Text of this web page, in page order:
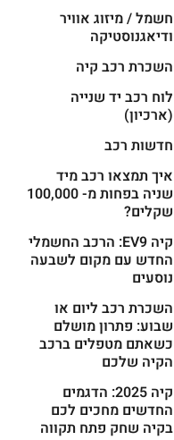
חשמל / מיזוג אוויר
ודיאגנוסטיקה
השכרת רכב קיה
לוח רכב יד שנייה
(ארכיון)
חדשות רכב
איך תמצאו רכב מיד
שניה בפחות מ- 100,000
שקלים?
קיה EV9: הרכב החשמלי
החדש עם מקום לשבעה
נוסעים
השכרת רכב ליום או
שבוע: פתרון מושלם
כשאתם מטפלים ברכב
הקיה שלכם
קיה 2025: הדגמים
החדשים מחכים לכם
בקיה שחק פתח תקווה